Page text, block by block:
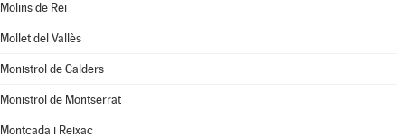
Molins de Rei
Mollet del Vallès
Monistrol de Calders
Monistrol de Montserrat
Montcada i Reixac